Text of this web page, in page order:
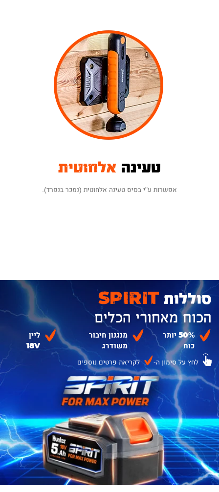
טעינה אלחוטית
אפשרות ע"י בסיס טעינה אלחוטית (נמכר בנפרד).
סוללות SPIRIT
הכוח מאחורי הכלים
50% יותר
כוח
מנגנון חיבור
משודרג
ליין
18V
לחץ על סימון ה- לקריאת פרטים נוספים